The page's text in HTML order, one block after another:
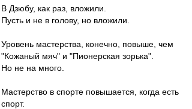
В Дзюбу, как раз, вложили.
Пусть и не в голову, но вложили.
Уровень мастерства, конечно, повыше, чем
"Кожаный мяч" и "Пионерская зорька".
Но не на много.
Мастерство в спорте повышается, когда есть
спорт.